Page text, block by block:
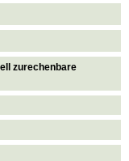
zurechenbare